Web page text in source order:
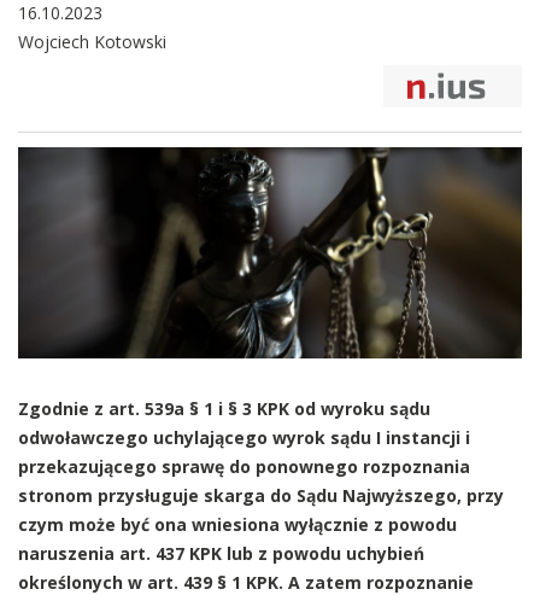
16.10.2023
Wojciech Kotowski
Zgodnie z art. 539a § 1 i § 3 KPK od wyroku sądu
odwoławczego uchylającego wyrok sądu I instancji i
przekazującego sprawę do ponownego rozpoznania
stronom przysługuje skarga do Sądu Najwyższego, przy
czym może być ona wniesiona wyłącznie z powodu
naruszenia art. 437 KPK lub z powodu uchybień
określonych w art. 439 § 1 KPK. A zatem rozpoznanie